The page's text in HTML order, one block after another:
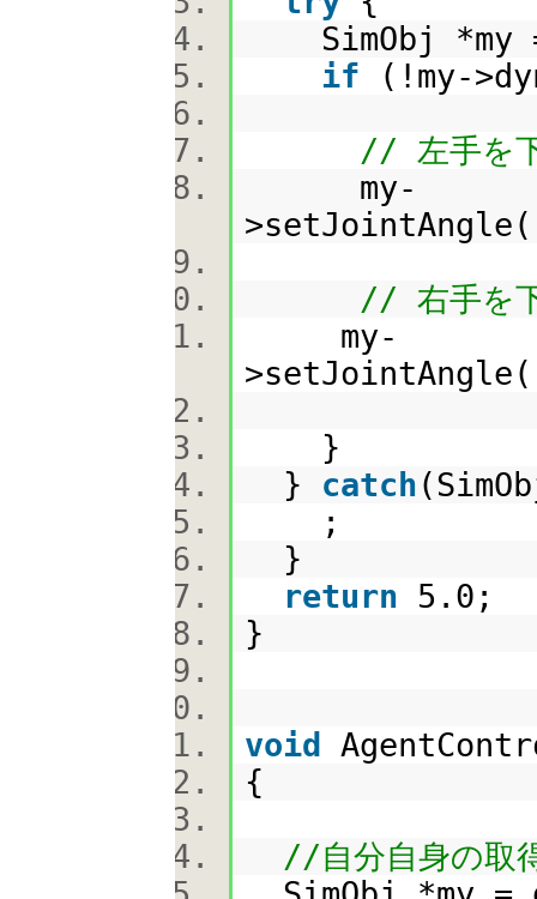
SimObj *my
if (!my-
// 左手を
my-
>setJointAngle(
// 右手を
my-
>setJointAngle(
}
} catch
;
}
return 5.0;
}
void
{
//自分自身の取